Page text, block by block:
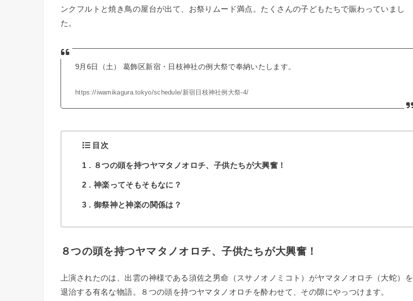
ンクフルトと焼き鳥の屋台が出て、お祭りムード満点。たくさんの子どもたちで賑わっていまし
た。
9月6日（土） 葛飾区新宿・日枝神社の例大祭で奉納いたします。
https://iwamikagura.tokyo/schedule/新宿日枝神社例大祭-4/
目次
1 ８つの頭を持つヤマタノオロチ、子供たちが大興奮！
2 神楽ってそもそもなに？
3 御祭神と神楽の関係は？
８つの頭を持つヤマタノオロチ、子供たちが大興奮！
上演されたのは、出雲の神様である須佐之男命（スサノオノミコト）がヤマタノオロチ（大蛇）を
退治する有名な物語。８つの頭を持つヤマタノオロチを酔わせて、その隙にやっつけます。